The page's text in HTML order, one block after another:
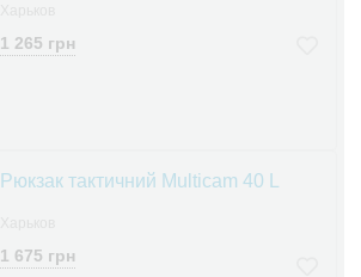
1 265 грн
Рюкзак тактичний Multicam 40 L
1 675 грн